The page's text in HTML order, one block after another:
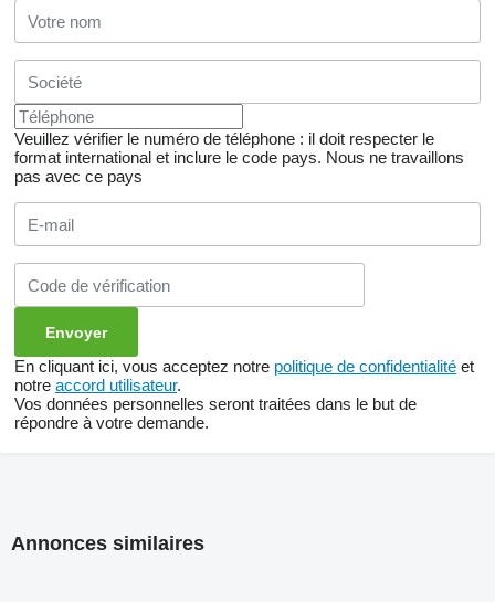
Veuillez vérifier le numéro de téléphone : il doit respecter le
format international et inclure le code pays. Nous ne travaillons
pas avec ce pays
En cliquant ici, vous acceptez notre politique de confidentialité et
notre accord utilisateur.
Vos données personnelles seront traitées dans le but de
répondre à votre demande.
Annonces similaires